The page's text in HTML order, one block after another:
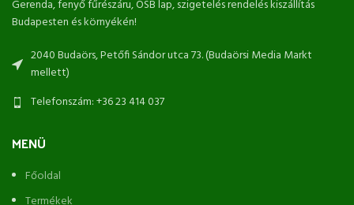
Gerenda, fenyő fűrészáru, OSB lap, szigetelés rendelés kiszállítás
Budapesten és környékén!
2040 Budaörs, Petőfi Sándor utca 73. (Budaörsi Media Markt
mellett)
Telefonszám: +36 23 414 037
MENÜ
Főoldal